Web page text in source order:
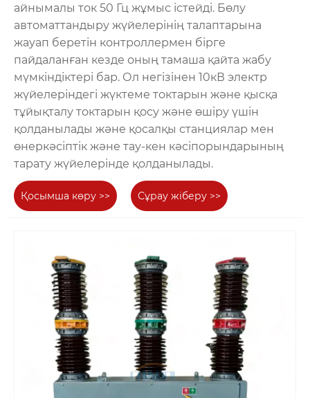
айнымалы ток 50 Гц жұмыс істейді. Бөлу
автоматтандыру жүйелерінің талаптарына
жауап беретін контроллермен бірге
пайдаланған кезде оның тамаша қайта жабу
мүмкіндіктері бар. Ол негізінен 10кВ электр
жүйелеріндегі жүктеме токтарын және қысқа
тұйықталу токтарын қосу және өшіру үшін
қолданылады және қосалқы станциялар мен
өнеркәсіптік және тау-кен кәсіпорындарының
тарату жүйелерінде қолданылады.
Қосымша көру >> Сұрау жіберу >>